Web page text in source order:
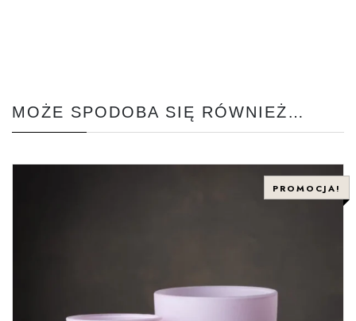
MOŻE SPODOBA SIĘ RÓWNIEŻ…
PROMOCJA!